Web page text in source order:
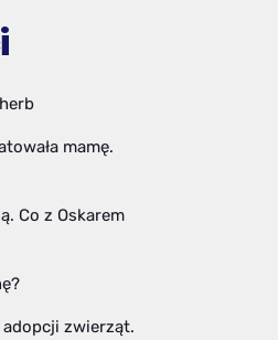
mamę.
Co z Oskarem
zwierząt.